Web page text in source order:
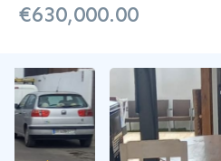
€630,000.00